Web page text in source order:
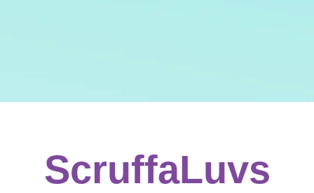
ScruffaLuvs